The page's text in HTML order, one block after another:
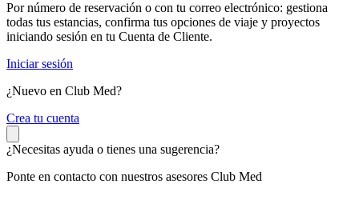
Por número de reservación o con tu correo electrónico: gestiona
todas tus estancias, confirma tus opciones de viaje y proyectos
iniciando sesión en tu Cuenta de Cliente.
Iniciar sesión
¿Nuevo en Club Med?
Crea tu cuenta
¿Necesitas ayuda o tienes una sugerencia?
Ponte en contacto con nuestros asesores Club Med